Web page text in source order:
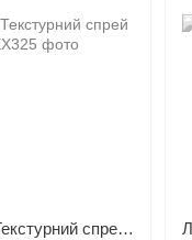
EXTREMO SPRAY IT UP Текстурний спрей для об'єму 150 мл